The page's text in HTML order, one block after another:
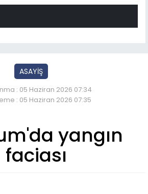
ASAYİŞ
: 05 Haziran 2026 07:34
: 05 Haziran 2026 07:35
yangın
faciası